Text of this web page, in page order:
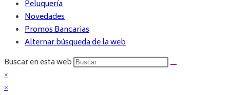
Peluquería
Novedades
Promos Bancarias
Alternar búsqueda de la web
Buscar en esta web
×
×